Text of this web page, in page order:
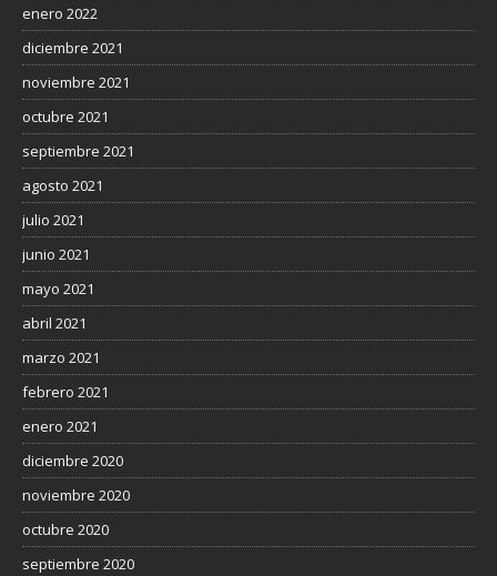
enero 2022
diciembre 2021
noviembre 2021
octubre 2021
septiembre 2021
agosto 2021
julio 2021
junio 2021
mayo 2021
abril 2021
marzo 2021
febrero 2021
enero 2021
diciembre 2020
noviembre 2020
octubre 2020
septiembre 2020